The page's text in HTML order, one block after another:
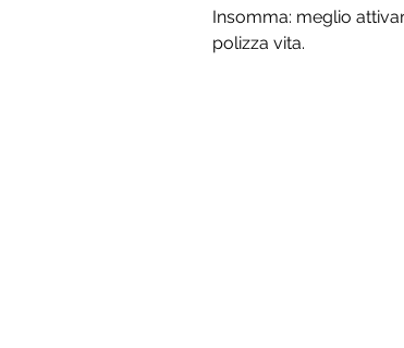
Insomma: meglio
polizza vita.